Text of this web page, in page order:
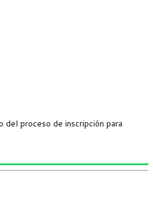
proceso de inscripción para